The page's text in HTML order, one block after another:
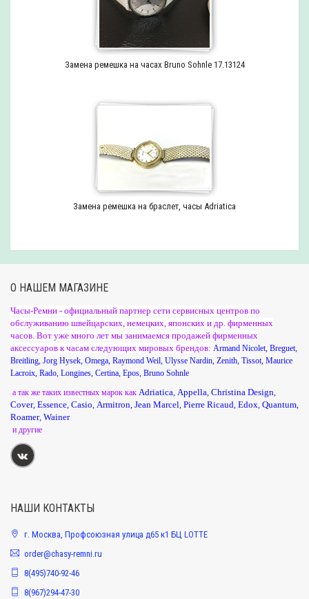
Замена ремешка на часах Bruno Sohnle 17.13124
Замена ремешка на браслет, часы Adriatica
О НАШЕМ МАГАЗИНЕ
Часы-Ремни - официальный партнер сети сервисных центров по
обслуживанию швейцарских, немецких, японских и др. фирменных
часов. Вот уже много лет мы занимаемся продажей фирменных
аксессуаров к часам следующих мировых брендов: Armand Nicolet Breguet
Breitling Jorg Hysek Omega Raymond Weil Ulysse Nardin Zenith Tissot Maurice
Lacroix Rado Longines Certina Epos Bruno Sohnle
а так же таких известных марок как Adriatica Appella Christina Design
Cover, Essence Casio Armitron Jean Marcel Pierre Ricaud Edox Quantum
Roamer, Wainer
и другие
НАШИ КОНТАКТЫ
г. Москва, Профсоюзная улица д65 к1 БЦ LOTTE
order@chasy-remni.ru
8(495)740-92-46
8(967)294-47-30